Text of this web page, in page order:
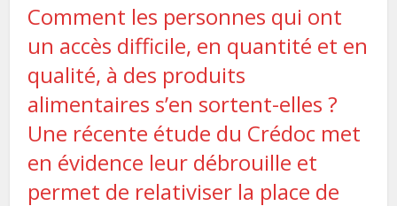
Comment les personnes qui ont
un accès difficile, en quantité et en
qualité, à des produits
alimentaires s’en sortent-elles ?
Une récente étude du Crédoc met
en évidence leur débrouille et
permet de relativiser la place de